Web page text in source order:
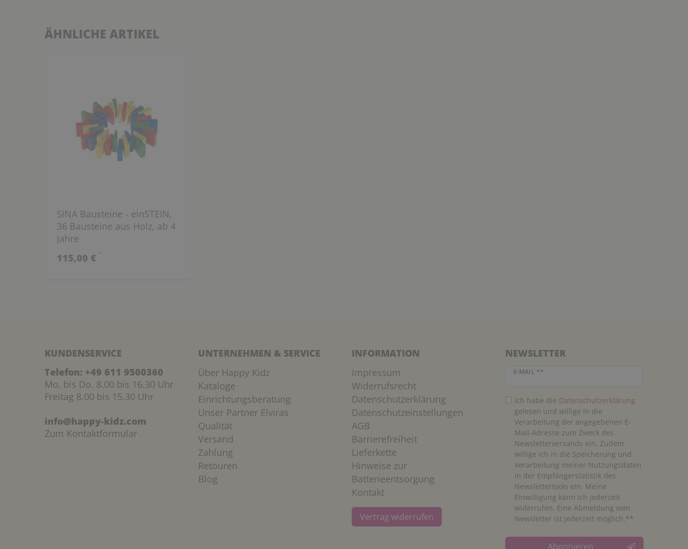
ÄHNLICHE ARTIKEL
SINA Bausteine - einSTEIN,
36 Bausteine aus Holz, ab 4
Jahre
115,00 € *
KUNDENSERVICE
Telefon: +49 611 9500360
Mo. bis Do. 8.00 bis 16.30 Uhr
Freitag 8.00 bis 15.30 Uhr
info@happy-kidz.com
Zum Kontaktformular
UNTERNEHMEN & SERVICE
Über Happy Kidz
Kataloge
Einrichtungsberatung
Unser Partner Elviras
Qualität
Versand
Zahlung
Retouren
Blog
INFORMATION
Impressum
Widerrufsrecht
Datenschutzerklärung
Datenschutzeinstellungen
AGB
Barrierefreiheit
Lieferkette
Hinweise zur
Batterieentsorgung
Kontakt
Vertrag widerrufen
NEWSLETTER
E-MAIL **
Newsletter Honig
Ich habe die Daten­schutz­erklärung
gelesen und willige in die
Verarbeitung der angegebenen E-
Mail-Adresse zum Zweck des
Newsletterversands ein. Zudem
willige ich in die Speicherung und
Verarbeitung meiner Nutzungsdaten
in der Empfängerstatistik des
Newslettertools ein. Meine
Einwilligung kann ich jederzeit
widerrufen. Eine Abmeldung vom
Newsletter ist jederzeit möglich.**
Abonnieren